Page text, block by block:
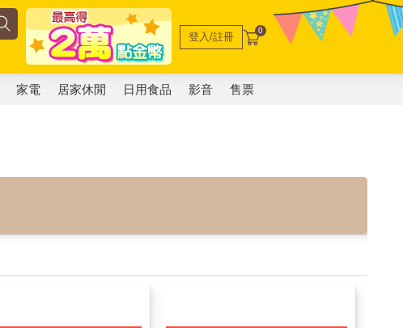
登入/註冊 0
家電 居家休閒 日用食品 影音 售票